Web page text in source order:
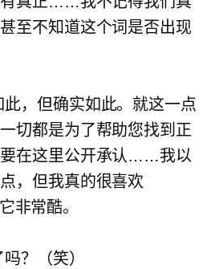
至不知道这个词是否出现
此，但确实如此。就这一点
切都是为了帮助您找到正
在这里公开承认……我以
，但我真的很喜欢
非常酷。
？（笑）